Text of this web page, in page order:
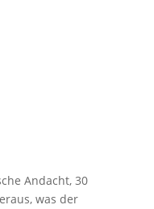
Andacht, 30
was der